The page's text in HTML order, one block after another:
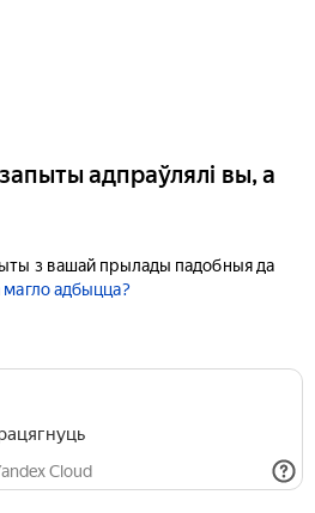
адпраўлялі вы, а
з вашай прылады падобныя да
магло адбыцца?
Cloud